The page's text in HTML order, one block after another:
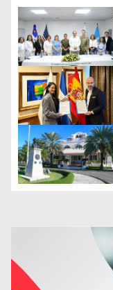
d
e
e
n
t
r
a
s